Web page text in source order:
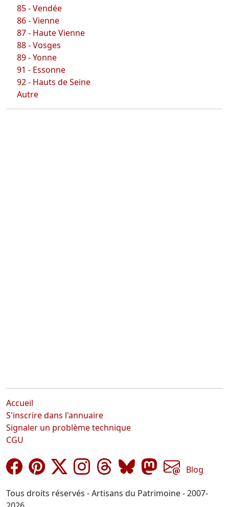
85 - Vendée
86 - Vienne
87 - Haute Vienne
88 - Vosges
89 - Yonne
91 - Essonne
92 - Hauts de Seine
Autre
Accueil
S'inscrire dans l'annuaire
Signaler un problème technique
CGU
Blog
Tous droits réservés - Artisans du Patrimoine - 2007-